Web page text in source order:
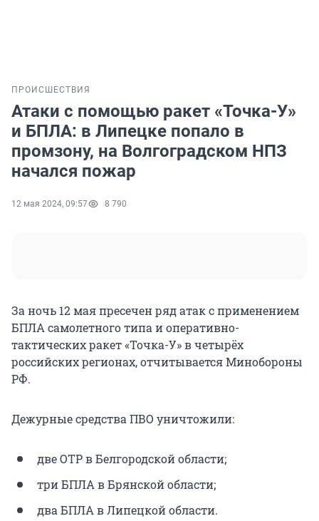
ПРОИСШЕСТВИЯ
Атаки с помощью ракет «Точка-У»
и БПЛА: в Липецке попало в
промзону, на Волгоградском НПЗ
начался пожар
12 мая 2024, 09:57 8 790
За ночь 12 мая пресечен ряд атак с применением
БПЛА самолетного типа и оперативно-
тактических ракет «Точка-У» в четырёх
российских регионах, отчитывается Минобороны
РФ.
Дежурные средства ПВО уничтожили:
две ОТР в Белгородской области;
три БПЛА в Брянской области;
два БПЛА в Липецкой области.